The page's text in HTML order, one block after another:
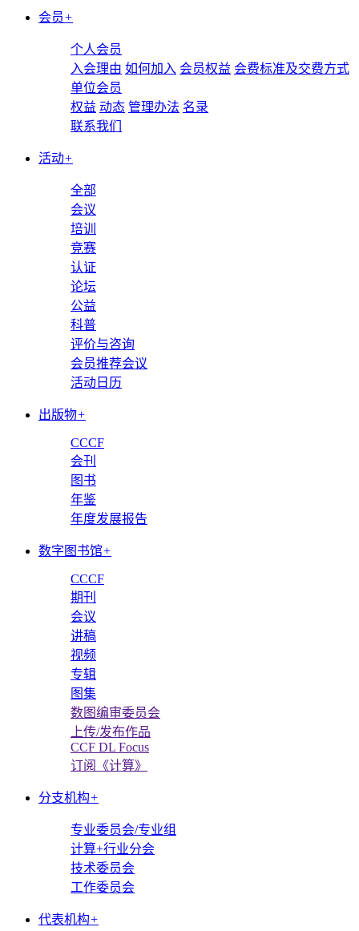
会员+
个人会员
入会理由 如何加入 会员权益 会费标准及交费方式
单位会员
权益 动态 管理办法 名录
联系我们
活动+
全部
会议
培训
竞赛
认证
论坛
公益
科普
评价与咨询
会员推荐会议
活动日历
出版物+
CCCF
会刊
图书
年鉴
年度发展报告
数字图书馆+
CCCF
期刊
会议
讲稿
视频
专辑
图集
数图编审委员会
上传/发布作品
CCF DL Focus
订阅《计算》
分支机构+
专业委员会/专业组
计算+行业分会
技术委员会
工作委员会
代表机构+